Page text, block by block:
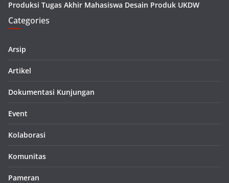
Produksi Tugas Akhir Mahasiswa Desain Produk UKDW
Categories
Arsip
Artikel
Dokumentasi Kunjungan
Event
Kolaborasi
Komunitas
Pameran